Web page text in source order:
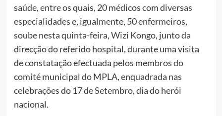
saúde, entre os quais, 20 médicos com diversas
especialidades e, igualmente, 50 enfermeiros,
soube nesta quinta-feira, Wizi Kongo, junto da
direcção do referido hospital, durante uma visita
de constatação efectuada pelos membros do
comité municipal do MPLA, enquadrada nas
celebrações do 17 de Setembro, dia do herói
nacional.